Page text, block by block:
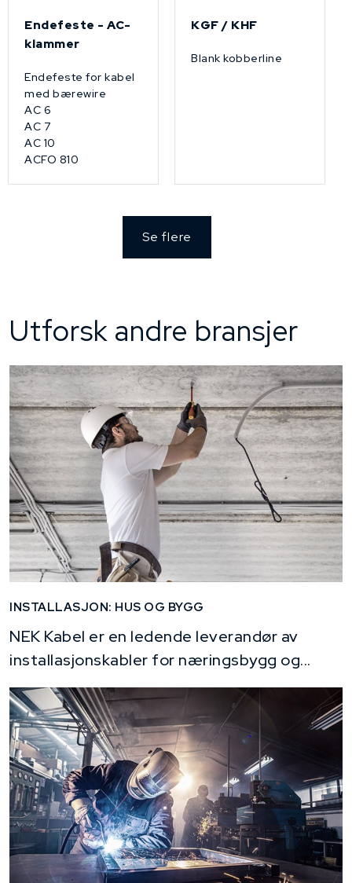
Endefeste - AC-
klammer
Endefeste for kabel
med bærewire
AC 6
AC 7
AC 10
ACFO 810
KGF / KHF
Blank kobberline
Se flere
Utforsk andre bransjer
INSTALLASJON: HUS OG BYGG
NEK Kabel er en ledende leverandør av
installasjonskabler for næringsbygg og...